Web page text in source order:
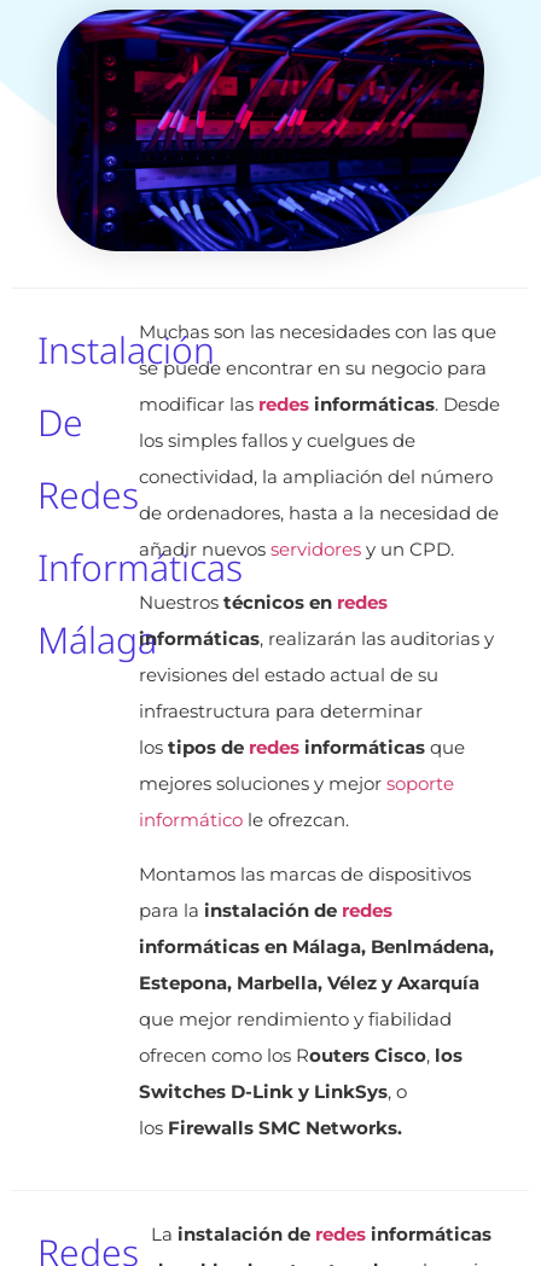
Instalación
De
Redes
Informáticas
Málaga
Muchas son las necesidades con las que
se puede encontrar en su negocio para
modificar las redes informáticas. Desde
los simples fallos y cuelgues de
conectividad, la ampliación del número
de ordenadores, hasta a la necesidad de
añadir nuevos servidores y un CPD.
Nuestros técnicos en redes
informáticas, realizarán las auditorias y
revisiones del estado actual de su
infraestructura para determinar
los tipos de redes informáticas que
mejores soluciones y mejor soporte
informático le ofrezcan.
Montamos las marcas de dispositivos
para la instalación de redes
informáticas en Málaga, Benlmádena,
Estepona, Marbella, Vélez y Axarquía
que mejor rendimiento y fiabilidad
ofrecen como los Routers Cisco, los
Switches D-Link y LinkSys, o
los Firewalls SMC Networks.
Redes La instalación de redesinformáticas